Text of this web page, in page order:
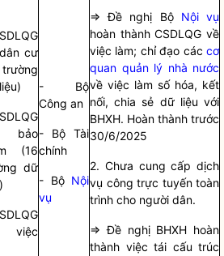
cư
trường
bảo
(16
dữ
việc
- Bộ
Công an
- Bộ Tài
chính
- Bộ Nội
vụ
=> Đề nghị Bộ Nội vụ
hoàn thành CSDLQG về
việc làm; chỉ đạo cáccơ
quan quản lý nhà nước
về việc làm số hóa, kết
nối, chia sẻ dữ liệu với
BHXH. Hoàn thành trước
30/6/2025
2. Chưa cung cấp dịch
vụ công trực tuyến toàn
trình cho người dân.
=> Đề nghị BHXH hoàn
thành việc tái cấu trúc